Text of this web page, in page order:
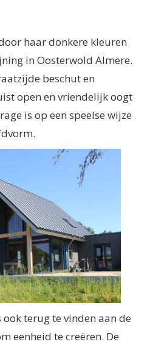
haar donkere kleuren
in Oosterwold Almere.
beschut en
open en vriendelijk oogt
is op een speelse wijze
terug te vinden aan de
eenheid te creëren. De